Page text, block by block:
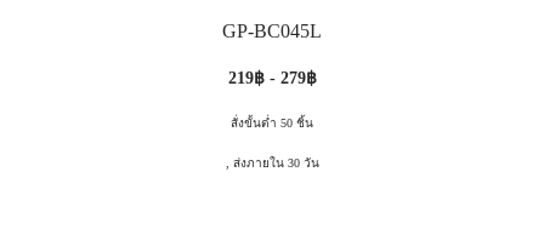
GP-BC045L
219฿ - 279฿
สั่งขั้นต่ำ 50 ชิ้น
, ส่งภายใน 30 วัน